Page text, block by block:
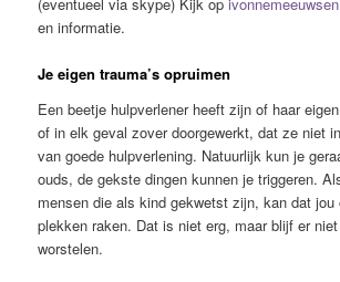
en informatie.
Je eigen trauma’s opruimen
Een beetje hulpverlener heeft zijn of haar
of in elk geval zover doorgewerkt, dat ze niet
van goede hulpverlening. Natuurlijk kun je
ouds, de gekste dingen kunnen je triggeren.
mensen die als kind gekwetst zijn, kan dat jou
plekken raken. Dat is niet erg, maar blijf er
worstelen.